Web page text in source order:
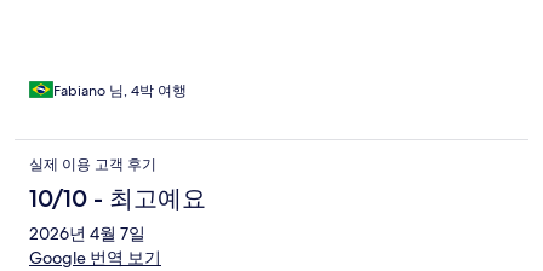
Fabiano 님, 4박 여행
실제 이용 고객 후기
10/10 - 최고예요
2026년 4월 7일
Google 번역 보기